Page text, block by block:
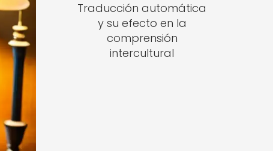
Traducción automática
y su efecto en la
comprensión
intercultural